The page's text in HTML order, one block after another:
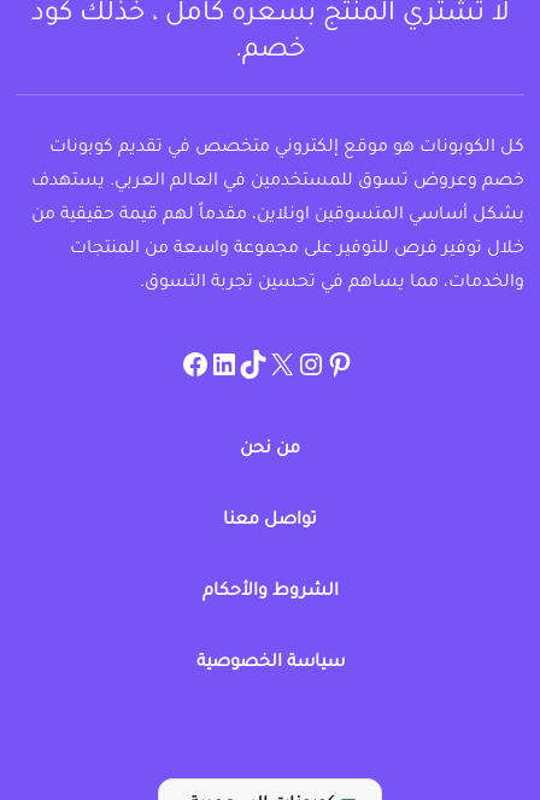
لا تشتري المنتج بسعره كامل ، خذلك كود
خصم.
كل الكوبونات هو موقع إلكتروني متخصص في تقديم كوبونات
خصم وعروض تسوق للمستخدمين في العالم العربي. يستهدف
بشكل أساسي المتسوقين اونلاين، مقدماً لهم قيمة حقيقية من
خلال توفير فرص للتوفير على مجموعة واسعة من المنتجات
والخدمات، مما يساهم في تحسين تجربة التسوق.
pinterest
allcouponat
twitter
TikTok
linkedin
facebook
من نحن
تواصل معنا
الشروط والأحكام
سياسة الخصوصية